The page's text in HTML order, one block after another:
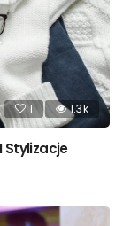
1 1.3k
Stylizacje